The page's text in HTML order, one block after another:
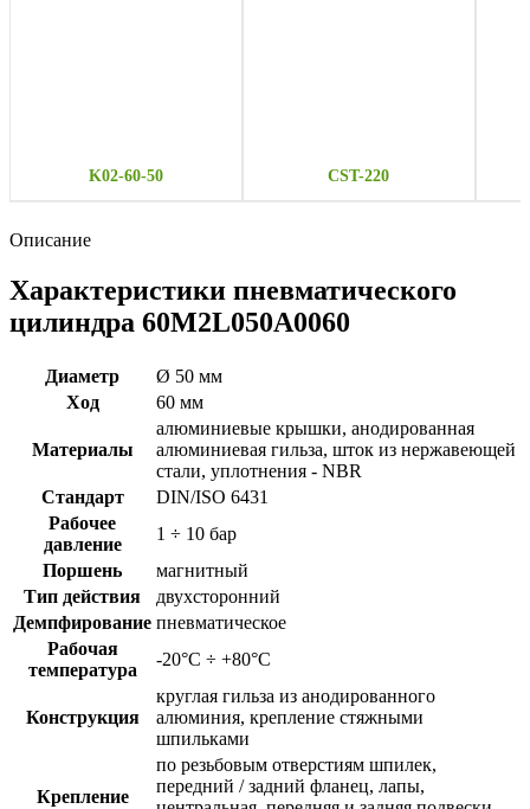
K02-60-50 CST-220
Описание
Характеристики пневматического
цилиндра 60M2L050A0060
Диаметр
Ø 50 мм
Ход
60 мм
Материалы
алюминиевые крышки, анодированная
алюминиевая гильза, шток из нержавеющей
стали, уплотнения - NBR
Стандарт
DIN/ISO 6431
Рабочее
давление
1 ÷ 10 бар
Поршень
магнитный
Тип действия
двухсторонний
Демпфирование пневматическое
Рабочая
температура
-20°C ÷ +80°C
Конструкция
круглая гильза из анодированного
алюминия, крепление стяжными
шпильками
Крепление
по резьбовым отверстиям шпилек,
передний / задний фланец, лапы,